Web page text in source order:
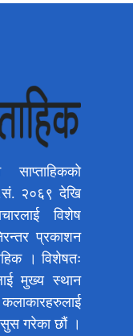
२०६९ देखि
विशेष
प्रकाशन
। विशेषतः
मुख्य स्थान
गरेका छौं ।